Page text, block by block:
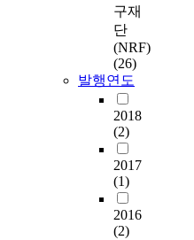
구재
단
(NRF)
(26)
발행연도
2018
(2)
2017
(1)
2016
(2)